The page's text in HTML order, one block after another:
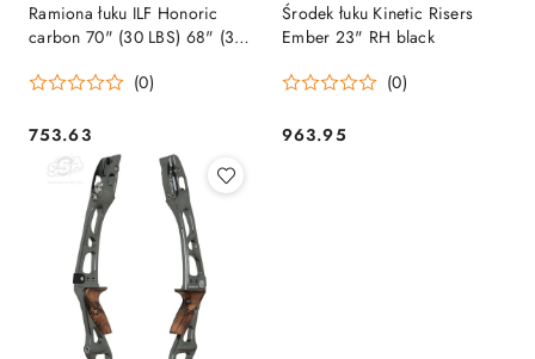
Ramiona łuku ILF Honoric
carbon 70" (30 LBS) 68" (32
(0)
Cena:
753.63
Środek łuku Kinetic Risers
Ember 23" RH black
(0)
Cena:
963.95